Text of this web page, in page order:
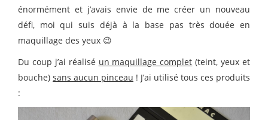
énormément et j’avais envie de me créer un nouveau
défi, moi qui suis déjà à la base pas très douée en
maquillage des yeux 😉
Du coup j’ai réalisé un maquillage complet (teint, yeux et
bouche) sans aucun pinceau ! J’ai utilisé tous ces produits
: